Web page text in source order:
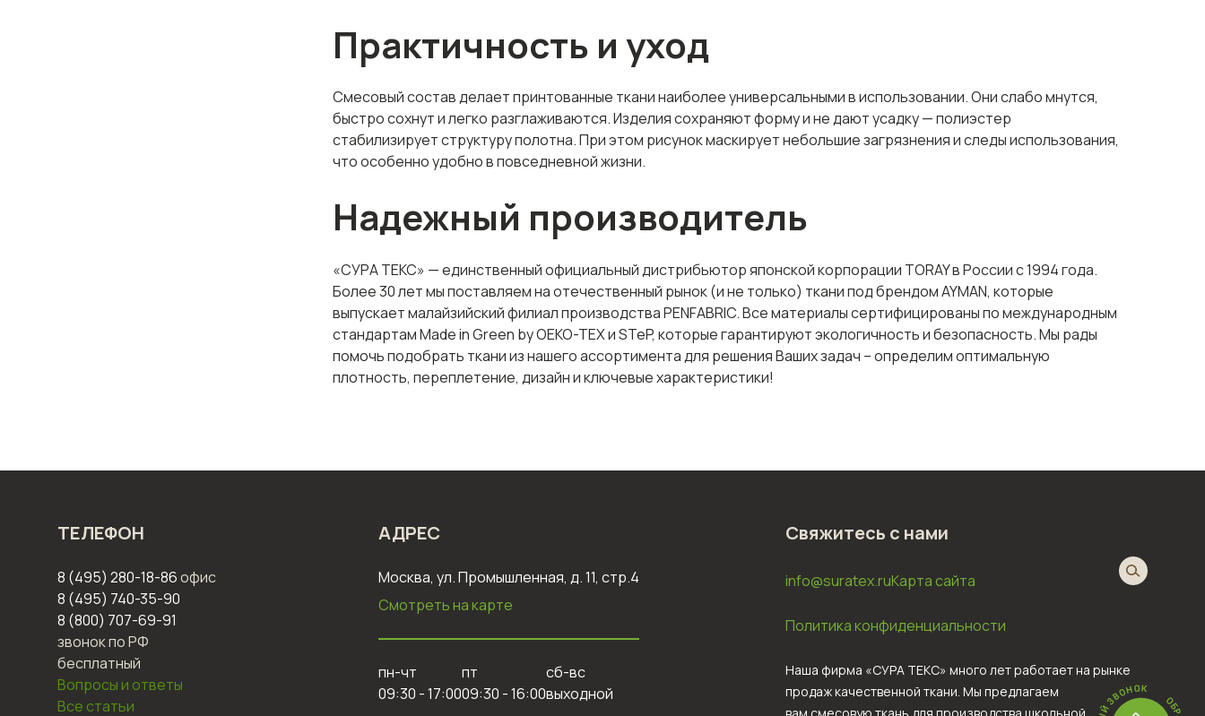
Практичность и уход
Смесовый состав делает принтованные ткани наиболее универсальными в использовании. Они слабо мнутся,
быстро сохнут и легко разглаживаются. Изделия сохраняют форму и не дают усадку — полиэстер
стабилизирует структуру полотна. При этом рисунок маскирует небольшие загрязнения и следы использования,
что особенно удобно в повседневной жизни.
Надежный производитель
«СУРА ТЕКС» — единственный официальный дистрибьютор японской корпорации TORAY в России с 1994 года.
Более 30 лет мы поставляем на отечественный рынок (и не только) ткани под брендом AYMAN, которые
выпускает малайзийский филиал производства PENFABRIC. Все материалы сертифицированы по международным
стандартам Made in Green by OEKO-TEX и STeP, которые гарантируют экологичность и безопасность. Мы рады
помочь подобрать ткани из нашего ассортимента для решения Ваших задач – определим оптимальную
плотность, переплетение, дизайн и ключевые характеристики!
ТЕЛЕФОН
8 (495) 280-18-86офис
8 (495) 740-35-90
8 (800) 707-69-91
звонок по РФ
бесплатный
Вопросы и ответы
Все статьи
АДРЕС
Москва, ул. Промышленная, д. 11, стр.4
Смотреть на карте
пн-чт
09:30 - 17:00
пт
09:30 - 16:00
сб-вс
выходной
Свяжитесь с нами
info@suratex.ruКарта сайта
Политика конфиденциальности
Наша фирма «СУРА ТЕКС» много лет работает на рынке
продаж качественной ткани. Мы предлагаем